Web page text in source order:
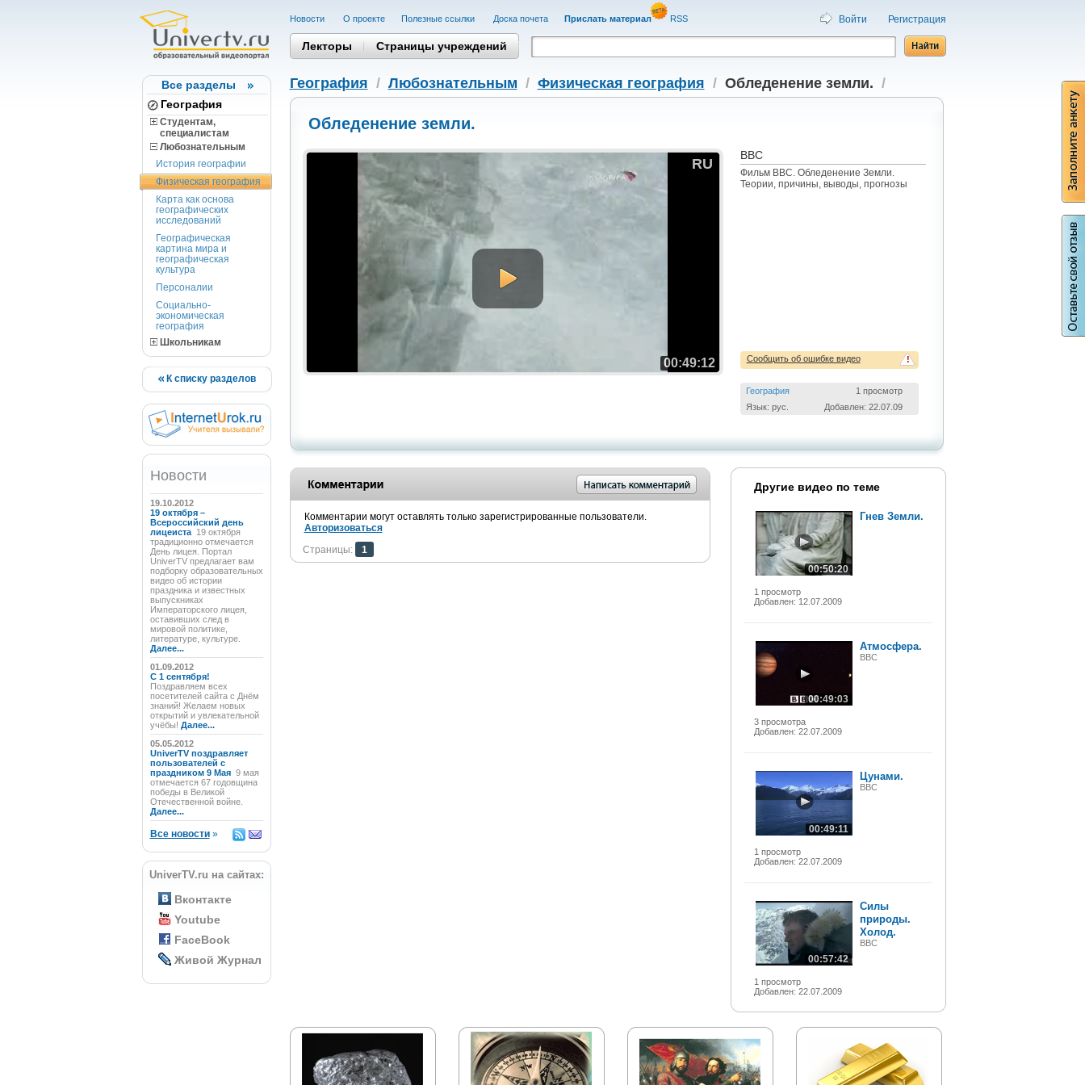
Все разделы
География
Студентам,
cпециалистам
Любознательным
История географии
Физическая география
Карта как основа
географических
исследований
Географическая
картина мира и
географическая
культура
Персоналии
Социально-
экономическая
география
Школьникам
К списку разделов
Новости
19.10.2012
19 октября –
Всероссийский день
лицеиста 19 октября
традиционно отмечается
День лицея. Портал
UniverTV предлагает вам
подборку образовательных
видео об истории
праздника и известных
выпускниках
Императорского лицея,
оставивших след в
мировой политике,
литературе, культуре.
Далее...
01.09.2012
C 1 сентября!
Поздравляем всех
посетителей сайта с Днём
знаний! Желаем новых
открытий и увлекательной
учёбы! Далее...
05.05.2012
UniverTV поздравляет
пользователей с
праздником 9 Мая 9 мая
отмечается 67 годовщина
победы в Великой
Отечественной войне.
Далее...
Все новости»
UniverTV.ru на сайтах:
Вконтакте
Youtube
FaceBook
Живой Журнал
Новости О проекте Полезные cсылки Доска почета Прислать материал RSS Войти Регистрация
Лекторы Страницы учреждений
География / Любознательным / Физическая география / Обледенение земли. /
Обледенение земли.
RU
00:49:12
BBC
Фильм ВВС. Обледенение Земли.
Теории, причины, выводы, прогнозы
!
Сообщить об ошибке видео
География
1 просмотр
Язык: рус.
Добавлен: 22.07.09
Комментарии могут оставлять только зарегистрированные пользователи.
Авторизоваться
Страницы:
1
Другие видео по теме
00:50:20
1 просмотр
Добавлен: 12.07.2009
Гнев Земли.
00:49:03
3 просмотра
Добавлен: 22.07.2009
Атмосфера.
BBC
00:49:11
1 просмотр
Добавлен: 22.07.2009
Цунами.
BBC
00:57:42
1 просмотр
Добавлен: 22.07.2009
Силы
природы.
Холод.
BBC